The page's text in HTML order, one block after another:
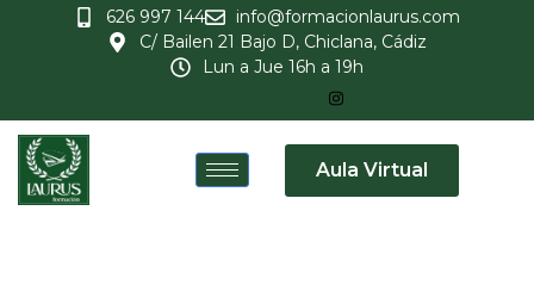
626 997 144
info@formacionlaurus.com
C/ Bailen 21 Bajo D, Chiclana, Cádiz
Lun a Jue 16h a 19h
Aula Virtual